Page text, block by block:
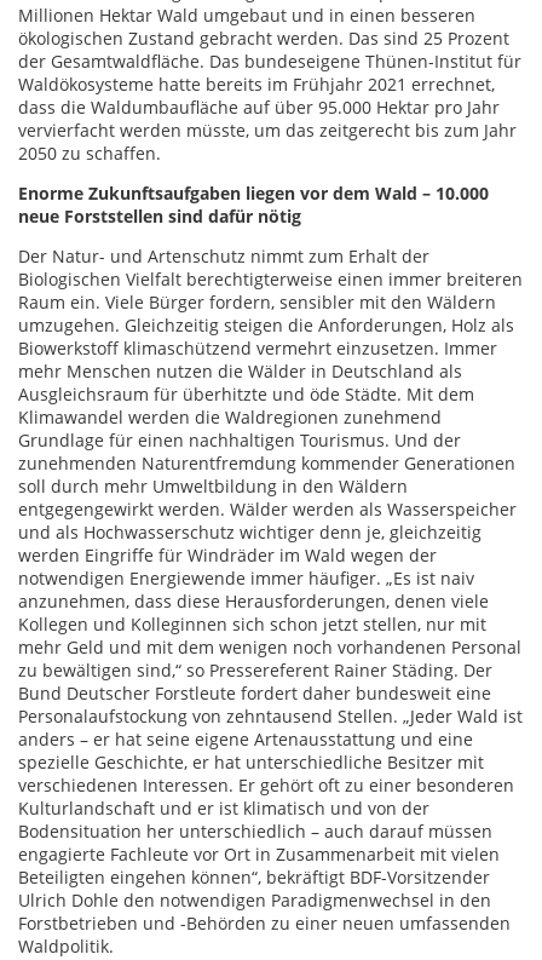
Millionen Hektar Wald umgebaut und in einen besseren
ökologischen Zustand gebracht werden. Das sind 25 Prozent
der Gesamtwaldfläche. Das bundeseigene Thünen-Institut für
Waldökosysteme hatte bereits im Frühjahr 2021 errechnet,
dass die Waldumbaufläche auf über 95.000 Hektar pro Jahr
vervierfacht werden müsste, um das zeitgerecht bis zum Jahr
2050 zu schaffen.
Enorme Zukunftsaufgaben liegen vor dem Wald – 10.000
neue Forststellen sind dafür nötig
Der Natur- und Artenschutz nimmt zum Erhalt der
Biologischen Vielfalt berechtigterweise einen immer breiteren
Raum ein. Viele Bürger fordern, sensibler mit den Wäldern
umzugehen. Gleichzeitig steigen die Anforderungen, Holz als
Biowerkstoff klimaschützend vermehrt einzusetzen. Immer
mehr Menschen nutzen die Wälder in Deutschland als
Ausgleichsraum für überhitzte und öde Städte. Mit dem
Klimawandel werden die Waldregionen zunehmend
Grundlage für einen nachhaltigen Tourismus. Und der
zunehmenden Naturentfremdung kommender Generationen
soll durch mehr Umweltbildung in den Wäldern
entgegengewirkt werden. Wälder werden als Wasserspeicher
und als Hochwasserschutz wichtiger denn je, gleichzeitig
werden Eingriffe für Windräder im Wald wegen der
notwendigen Energiewende immer häufiger. „Es ist naiv
anzunehmen, dass diese Herausforderungen, denen viele
Kollegen und Kolleginnen sich schon jetzt stellen, nur mit
mehr Geld und mit dem wenigen noch vorhandenen Personal
zu bewältigen sind,“ so Pressereferent Rainer Städing. Der
Bund Deutscher Forstleute fordert daher bundesweit eine
Personalaufstockung von zehntausend Stellen. „Jeder Wald ist
anders – er hat seine eigene Artenausstattung und eine
spezielle Geschichte, er hat unterschiedliche Besitzer mit
verschiedenen Interessen. Er gehört oft zu einer besonderen
Kulturlandschaft und er ist klimatisch und von der
Bodensituation her unterschiedlich – auch darauf müssen
engagierte Fachleute vor Ort in Zusammenarbeit mit vielen
Beteiligten eingehen können“, bekräftigt BDF-Vorsitzender
Ulrich Dohle den notwendigen Paradigmenwechsel in den
Forstbetrieben und -Behörden zu einer neuen umfassenden
Waldpolitik.